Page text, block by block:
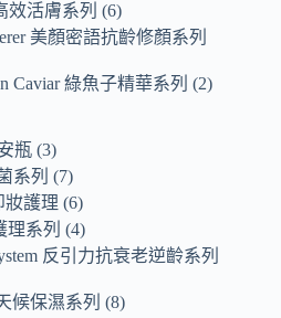
效活膚系列
6
美顏密語抗齡修顏系列
Caviar 綠魚子精華系列
2
瓶 3
系列
7
妝護理 6
理系列
4
反引力抗衰老逆齡系列
候保濕系列
8